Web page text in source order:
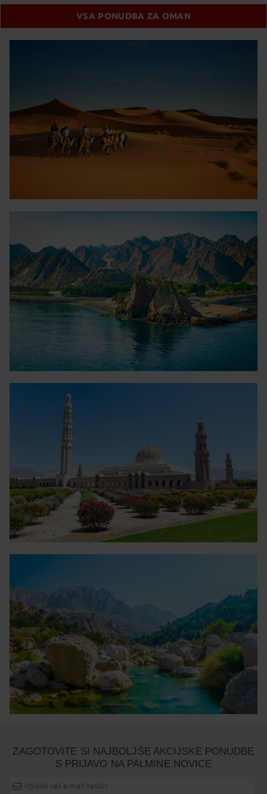
VSA PONUDBA ZA OMAN
ZAGOTOVITE SI NAJBOLJŠE AKCIJSKE PONUDBE
S PRIJAVO NA PALMINE NOVICE